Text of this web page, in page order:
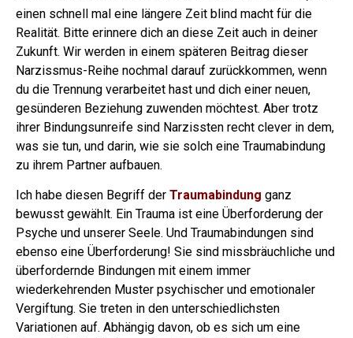
einen schnell mal eine längere Zeit blind macht für die
Realität. Bitte erinnere dich an diese Zeit auch in deiner
Zukunft. Wir werden in einem späteren Beitrag dieser
Narzissmus-Reihe nochmal darauf zurückkommen, wenn
du die Trennung verarbeitet hast und dich einer neuen,
gesünderen Beziehung zuwenden möchtest. Aber trotz
ihrer Bindungsunreife sind Narzissten recht clever in dem,
was sie tun, und darin, wie sie solch eine Traumabindung
zu ihrem Partner aufbauen.
Ich habe diesen Begriff der Traumabindung ganz
bewusst gewählt. Ein Trauma ist eine Überforderung der
Psyche und unserer Seele. Und Traumabindungen sind
ebenso eine Überforderung! Sie sind missbräuchliche und
überfordernde Bindungen mit einem immer
wiederkehrenden Muster psychischer und emotionaler
Vergiftung. Sie treten in den unterschiedlichsten
Variationen auf. Abhängig davon, ob es sich um eine